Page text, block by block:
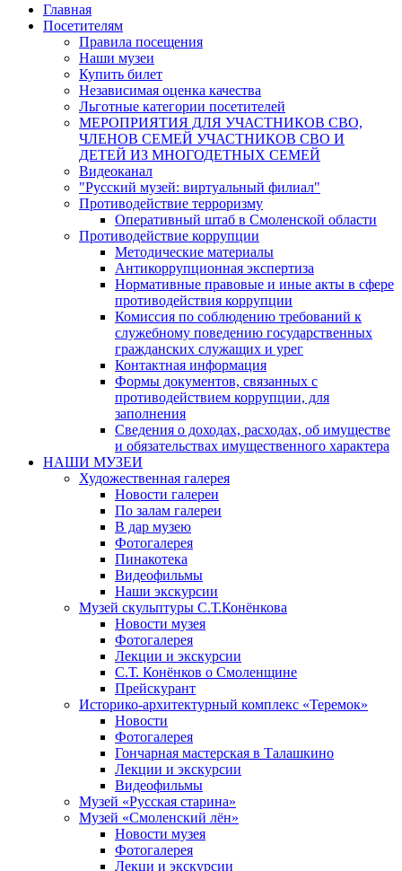
Главная
Посетителям
Правила посещения
Наши музеи
Купить билет
Независимая оценка качества
Льготные категории посетителей
МЕРОПРИЯТИЯ ДЛЯ УЧАСТНИКОВ СВО,
ЧЛЕНОВ СЕМЕЙ УЧАСТНИКОВ СВО И
ДЕТЕЙ ИЗ МНОГОДЕТНЫХ СЕМЕЙ
Видеоканал
"Русский музей: виртуальный филиал"
Противодействие терроризму
Оперативный штаб в Смоленской области
Противодействие коррупции
Методические материалы
Антикоррупционная экспертиза
Нормативные правовые и иные акты в сфере
противодействия коррупции
Комиссия по соблюдению требований к
служебному поведению государственных
гражданских служащих и урег
Контактная информация
Формы документов, связанных с
противодействием коррупции, для
заполнения
Сведения о доходах, расходах, об имуществе
и обязательствах имущественного характера
НАШИ МУЗЕИ
Художественная галерея
Новости галереи
По залам галереи
В дар музею
Фотогалерея
Пинакотека
Видеофильмы
Наши экскурсии
Музей скульптуры С.Т.Конёнкова
Новости музея
Фотогалерея
Лекции и экскурсии
С.Т. Конёнков о Смоленщине
Прейскурант
Историко-архитектурный комплекс «Теремок»
Новости
Фотогалерея
Гончарная мастерская в Талашкино
Лекции и экскурсии
Видеофильмы
Музей «Русская старина»
Музей «Смоленский лён»
Новости музея
Фотогалерея
Лекци и экскурсии